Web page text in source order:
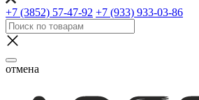
+7 (3852) 57-47-92 +7 (933) 933-03-86
отмена